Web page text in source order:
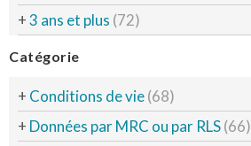
+3 ans et plus (72)
Catégorie
+ Conditions de vie(68)
+ Données par MRC ou par RLS(66)